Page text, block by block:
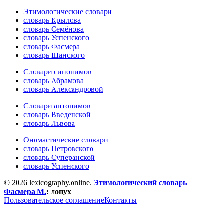
Этимологические словари
словарь Крылова
словарь Семёнова
словарь Успенского
словарь Фасмера
словарь Шанского
Словари синонимов
словарь Абрамова
словарь Александровой
Словари антонимов
словарь Введенской
словарь Львова
Ономастические словари
словарь Петровского
словарь Суперанской
словарь Успенского
© 2026 lexicography.online. Этимологический словарь
Фасмера М.: лопух
Пользовательское соглашениеКонтакты